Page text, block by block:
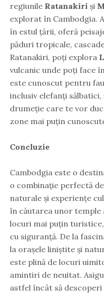
regiunile Ratanakiri și
explorat în Cambodgia.
în estul țării, oferă
păduri tropicale,
Ratanakiri, poți explora
vulcanic unde poți face
este cunoscut pentru
inclusiv elefanți
drumeție care te vor
zone mai puțin
Concluzie
Cambodgia este o
o combinație perfectă
naturale și experiențe
în căutarea unor temple
locuri mai puțin
cu siguranță. De la
la orașele liniștite și
este plină de locuri
amintiri de neuitat.
astfel încât să